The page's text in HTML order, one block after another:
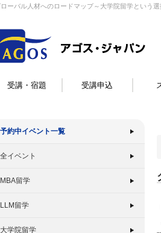
ローバル人材へのロードマップ～大学院留学という選
受講・宿題 受講申込
予約中イベント一覧
全イベント
MBA留学
LLM留学
大学院留学